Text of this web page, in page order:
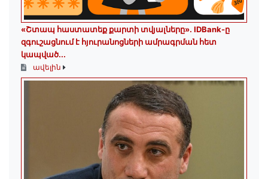
«Շտապ հաստատեք քարտի տվյալները»․ IDBank-ը
զգուշացնում է հյուրանոցների ամրագրման հետ
կապված...
ավելին